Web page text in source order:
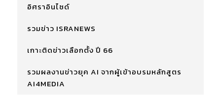
อิศราอินไซด์
รวมข่าว ISRANEWS
เกาะติดข่าวเลือกตั้ง ปี 66
รวมผลงานข่าวยุค AI จากผู้เข้าอบรมหลักสูตร
AI4MEDIA